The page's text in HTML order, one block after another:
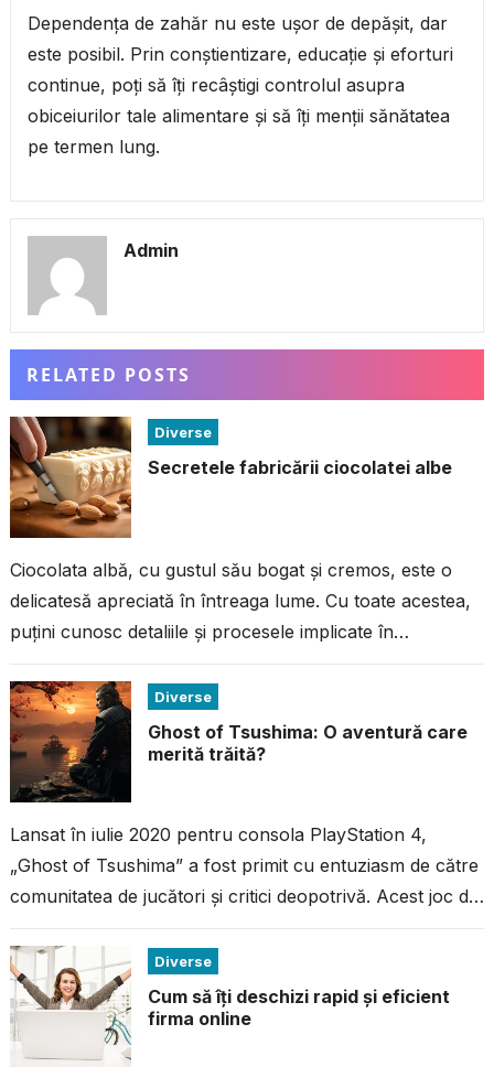
Dependența de zahăr nu este ușor de depășit, dar
este posibil. Prin conștientizare, educație și eforturi
continue, poți să îți recâștigi controlul asupra
obiceiurilor tale alimentare și să îți menții sănătatea
pe termen lung.
Admin
RELATED POSTS
Diverse
Secretele fabricării ciocolatei albe
Ciocolata albă, cu gustul său bogat și cremos, este o
delicatesă apreciată în întreaga lume. Cu toate acestea,
puțini cunosc detaliile și procesele implicate în
Diverse
Ghost of Tsushima: O aventură care
merită trăită?
Lansat în iulie 2020 pentru consola PlayStation 4,
„Ghost of Tsushima” a fost primit cu entuziasm de către
comunitatea de jucători și critici deopotrivă. Acest joc de
Diverse
Cum să îți deschizi rapid și eficient
firma online